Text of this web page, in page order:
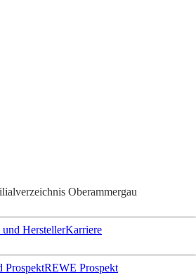
Oberammergau
HerstellerKarriere
ProspektREWE Prospekt